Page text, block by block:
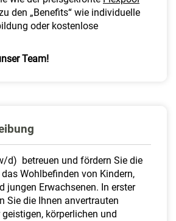
den „Benefits“ wie individuelle
oder kostenlose
Team!
d) betreuen und fördern Sie die
Wohlbefinden von Kindern,
jungen Erwachsenen. In erster
Sie die Ihnen anvertrauten
körperlichen und